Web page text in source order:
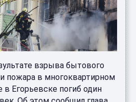
взрыва бытового
и пожара в многоквартирном
в Егорьевске погиб один